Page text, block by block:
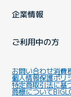
企業情報
ご利用中の方
お問い合わせ消費
個人情報保護ポリ
特定商取引法に基
商標について